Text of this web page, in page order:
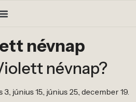
névnap
névnap?
június 15., június 25., december 19.